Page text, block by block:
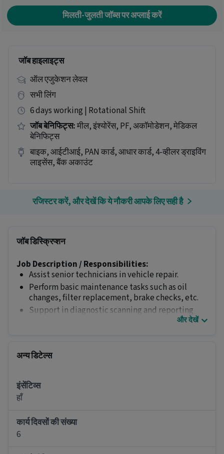
मिलती-जुलती जॉब्स पर अप्लाई करें
जॉब हाइलाइट्स
ऑल एजुकेशन लेवल
सभी लिंग
6 days working | Rotational Shift
जॉब बेनिफिट्स:मील, इंश्योरेंस, PF, अकॉमोडेशन, मेडिकल
बेनिफिट्स
बाइक, आईटीआई, PAN कार्ड, आधार कार्ड, 4-व्हीलर ड्राइविंग
लाइसेंस, बैंक अकाउंट
रजिस्टर करें, और देखें कि ये नौकरी आपके लिए सही है
जॉब डिस्क्रिप्शन
Job Description / Responsibilities:
Assist senior technicians in vehicle repair.
Perform basic maintenance tasks such as oil
changes, filter replacement, brake checks, etc.
Support in diagnostic scanning and reporting
Follow safety guidelines and company service
Learn and upgrade technical skills through on-
the-job training.
Skills Required:
Driving Licence.
और देखें
अन्य डिटेल्स
इंसेंटिव्स
हाँ
कार्य दिवसों की संख्या
6